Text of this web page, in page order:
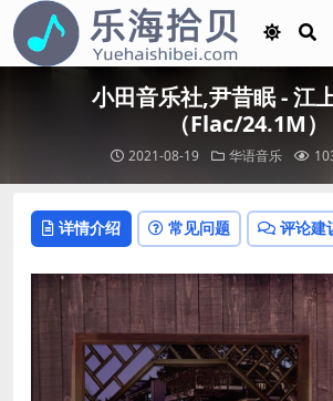
小田音乐社,尹昔眠 - 江
（Flac/24.1M）
2021-08-19 华语音乐
详情介绍 常见问题 评论建